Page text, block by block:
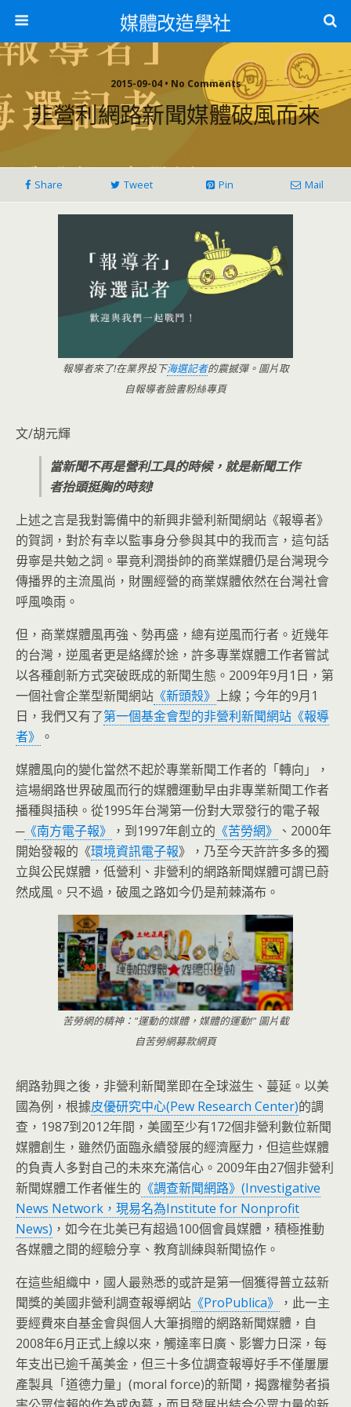
媒體改造學社
2015-09-04 • No Comments
非營利網路新聞媒體破風而來
Share Tweet Pin Mail
報導者來了!在業界投下海選記者的震撼彈。圖片取
自報導者臉書粉絲專頁
文/胡元輝
當新聞不再是營利工具的時候，就是新聞工作
者抬頭挺胸的時刻!
上述之言是我對籌備中的新興非營利新聞網站《報導者》
的賀詞，對於有幸以監事身分參與其中的我而言，這句話
毋寧是共勉之詞。畢竟利潤掛帥的商業媒體仍是台灣現今
傳播界的主流風尚，財團經營的商業媒體依然在台灣社會
呼風喚雨。
但，商業媒體風再強、勢再盛，總有逆風而行者。近幾年
的台灣，逆風者更是絡繹於途，許多專業媒體工作者嘗試
以各種創新方式突破既成的新聞生態。2009年9月1日，第
一個社會企業型新聞網站 《新頭殼》 上線；今年的9月1
日，我們又有了第一個基金會型的非營利新聞網站《報導
者》 。
媒體風向的變化當然不起於專業新聞工作者的「轉向」，
這場網路世界破風而行的媒體運動早由非專業新聞工作者
播種與插秧。從1995年台灣第一份對大眾發行的電子報
─《南方電子報》 ，到1997年創立的 《苦勞網》
、2000年
開始發報的《環境資訊電子報》，乃至今天許許多多的獨
立與公民媒體，低營利、非營利的網路新聞媒體可謂已蔚
然成風。只不過，破風之路如今仍是荊棘滿布。
苦勞網的精神："運動的媒體，媒體的運動!" 圖片截
自苦勞網募款網頁
網路勃興之後，非營利新聞業即在全球滋生、蔓延。以美
國為例，根據皮優研究中心(Pew Research Center)的調
查，1987到2012年間，美國至少有172個非營利數位新聞
媒體創生，雖然仍面臨永續發展的經濟壓力，但這些媒體
的負責人多對自己的未來充滿信心。2009年由27個非營利
新聞媒體工作者催生的 《調查新聞網路》(Investigative
News Network，現易名為Institute for Nonprofit
News) ，如今在北美已有超過100個會員媒體，積極推動
各媒體之間的經驗分享、教育訓練與新聞協作。
在這些組織中，國人最熟悉的或許是第一個獲得普立茲新
聞獎的美國非營利調查報導網站 《ProPublica》
，此一主
要經費來自基金會與個人大筆捐贈的網路新聞媒體，自
2008年6月正式上線以來，觸達率日廣、影響力日深，每
年支出已逾千萬美金，但三十多位調查報導好手不僅屢屢
產製具「道德力量」(moral force)的新聞，揭露權勢者損